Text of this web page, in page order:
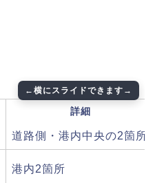
詳細
道路側・港内中央の2箇所
港内2箇所